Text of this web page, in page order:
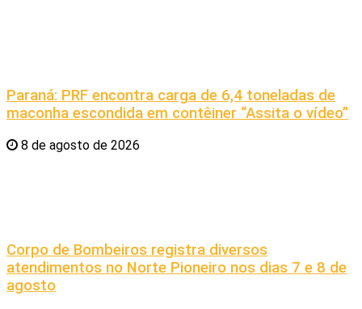
Paraná: PRF encontra carga de 6,4 toneladas de
maconha escondida em contêiner “Assita o vídeo”
8 de agosto de 2026
Corpo de Bombeiros registra diversos
atendimentos no Norte Pioneiro nos dias 7 e 8 de
agosto